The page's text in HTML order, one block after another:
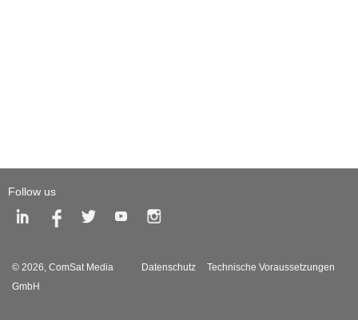
Follow us
Technische Voraussetzungen
Datenschutz
© 2026, ComSat Media
GmbH